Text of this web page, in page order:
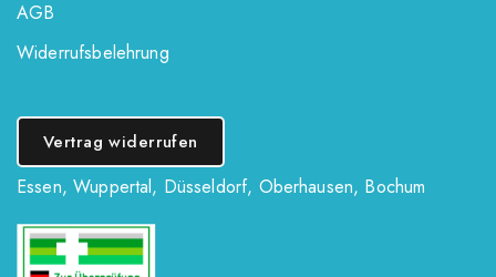
AGB
Widerrufsbelehrung
Vertrag widerrufen
Essen,Wuppertal, Düsseldorf, Oberhausen, Bochum